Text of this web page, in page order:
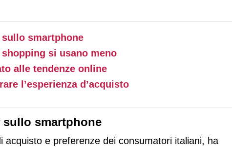
sullo smartphone
si usano meno
alle tendenze online
l’esperienza d’acquisto
sullo smartphone
acquisto e preferenze dei consumatori italiani, ha